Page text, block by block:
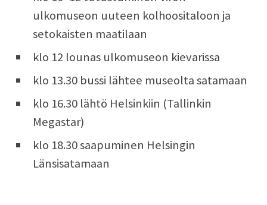
ulkomuseon uuteen kolhoositaloon ja
setokaisten maatilaan
klo 12 lounas ulkomuseon kievarissa
klo 13.30 bussi lähtee museolta satamaan
klo 16.30 lähtö Helsinkiin (Tallinkin
Megastar)
klo 18.30 saapuminen Helsingin
Länsisatamaan